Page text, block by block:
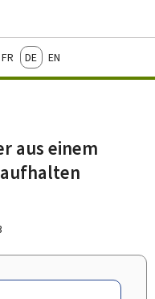
DeutschEnglish
aus einem